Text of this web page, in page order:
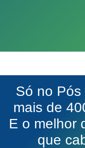
Só no
mais de
E o melhor
que